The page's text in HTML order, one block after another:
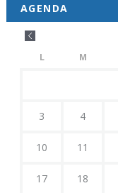
AGENDA
L M
3 4
10 11
17 18